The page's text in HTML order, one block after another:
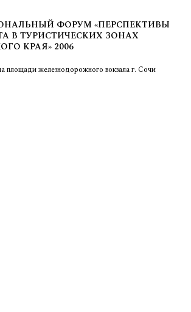
ФОРУМ «ПЕРСПЕКТИВЫ
В ТУРИСТИЧЕСКИХ ЗОНАХ
КРАЯ» 2006
площади железнодорожного вокзала г. Сочи